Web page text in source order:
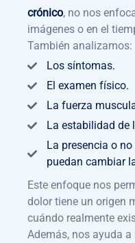
crónico, no nos
imágenes o en el
También analizamos:
Los síntomas.
El examen físico.
La fuerza
La estabilidad de
La presencia o
puedan cambiar
Este enfoque nos
dolor tiene un origen
cuándo realmente
Además, nos ayuda